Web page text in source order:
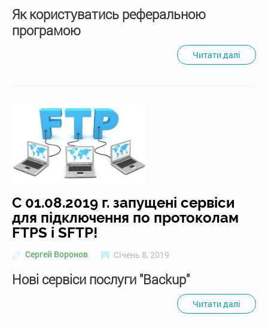
Як користуватись реферальною
програмою
Читати далі
C 01.08.2019 г. запущені сервіси
для підключення по протоколам
FTPS і SFTP!
Сергей Воронов Січень 8, 2019
Нові сервіси послуги "Backup"
Читати далі